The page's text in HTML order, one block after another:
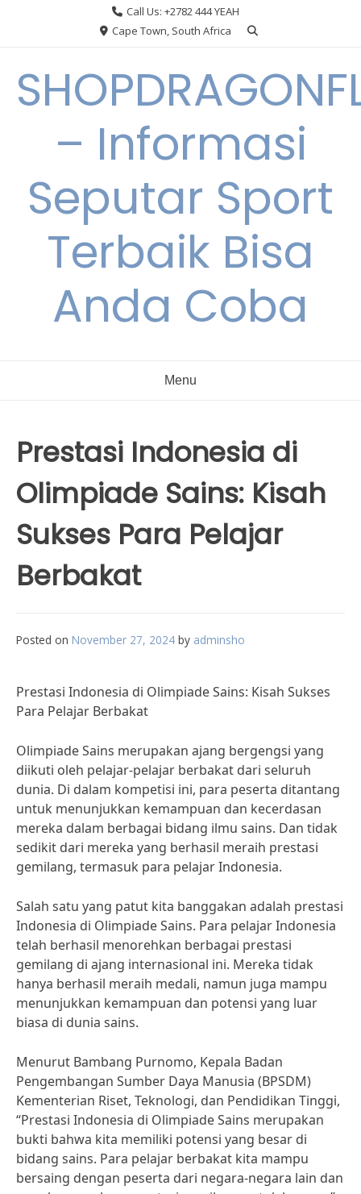
Call Us: +2782 444 YEAH
Cape Town, South Africa
– Informasi
Seputar Sport
Terbaik Bisa
Anda Coba
Menu
Prestasi Indonesia di
Olimpiade Sains: Kisah
Sukses Para Pelajar
Berbakat
Posted on November 27, 2024 by adminsho
Prestasi Indonesia di Olimpiade Sains: Kisah Sukses
Para Pelajar Berbakat
Olimpiade Sains merupakan ajang bergengsi yang
diikuti oleh pelajar-pelajar berbakat dari seluruh
dunia. Di dalam kompetisi ini, para peserta ditantang
untuk menunjukkan kemampuan dan kecerdasan
mereka dalam berbagai bidang ilmu sains. Dan tidak
sedikit dari mereka yang berhasil meraih prestasi
gemilang, termasuk para pelajar Indonesia.
Salah satu yang patut kita banggakan adalah prestasi
Indonesia di Olimpiade Sains. Para pelajar Indonesia
telah berhasil menorehkan berbagai prestasi
gemilang di ajang internasional ini. Mereka tidak
hanya berhasil meraih medali, namun juga mampu
menunjukkan kemampuan dan potensi yang luar
biasa di dunia sains.
Menurut Bambang Purnomo, Kepala Badan
Pengembangan Sumber Daya Manusia (BPSDM)
Kementerian Riset, Teknologi, dan Pendidikan Tinggi,
“Prestasi Indonesia di Olimpiade Sains merupakan
bukti bahwa kita memiliki potensi yang besar di
bidang sains. Para pelajar berbakat kita mampu
bersaing dengan peserta dari negara-negara lain dan